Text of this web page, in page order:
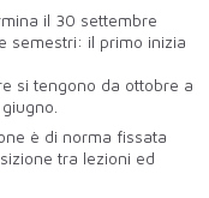
il 30 settembre
semestri: il primo inizia
si tengono da ottobre a
è di norma fissata
tra lezioni ed